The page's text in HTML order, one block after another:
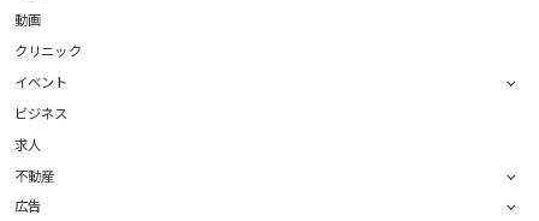
動画
クリニック
イベント
ビジネス
求人
不動産
広告